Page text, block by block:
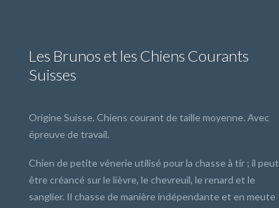
Les Brunos et les Chiens Courants
Suisses
Origine Suisse. Chiens courant de taille moyenne. Avec
épreuve de travail.
Chien de petite vénerie utilisé pour la chasse à tir ; il peut
être créancé sur le lièvre, le chevreuil, le renard et le
sanglier. Il chasse de manière indépendante et en meute